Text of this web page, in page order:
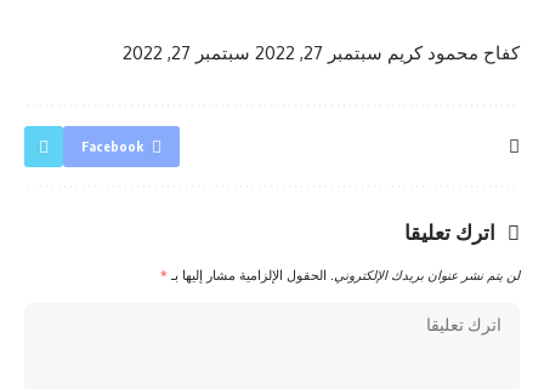
كفاح محمود كريم سبتمبر 27, 2022 سبتمبر 27, 2022
Facebook
اترك تعليقا
لن يتم نشر عنوان بريدك الإلكتروني. الحقول الإلزامية مشار إليها بـ *